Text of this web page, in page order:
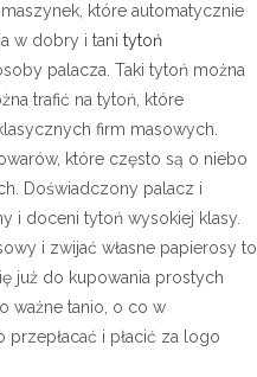
które automatycznie
w dobry i tani tytoń
palacza. Taki tytoń można
trafić na tytoń, które
firm masowych.
które często są o niebo
Doświadczony palacz i
i doceni tytoń wysokiej klasy.
i zwijać własne papierosy to
już do kupowania prostych
ważne tanio, o co w
przepłacać i płacić za logo